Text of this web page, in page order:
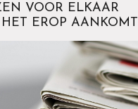
VOOR ELKAAR
EROP AANKOMT